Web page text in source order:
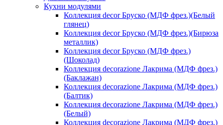
Кухни модулями
Коллекция decor Бруско (МДФ фрез.)(Белый
глянец)
Коллекция decor Бруско (МДФ фрез.)(Бирюза
металлик)
Коллекция decor Бруско (МДФ фрез.)
(Шоколад)
Коллекция decorazione Лакрима (МДФ фрез.)
(Баклажан)
Коллекция decorazione Лакрима (МДФ фрез.)
(Балтик)
Коллекция decorazione Лакрима (МДФ фрез.)
(Белый)
Коллекция decorazione Лакрима (МДФ фрез.)